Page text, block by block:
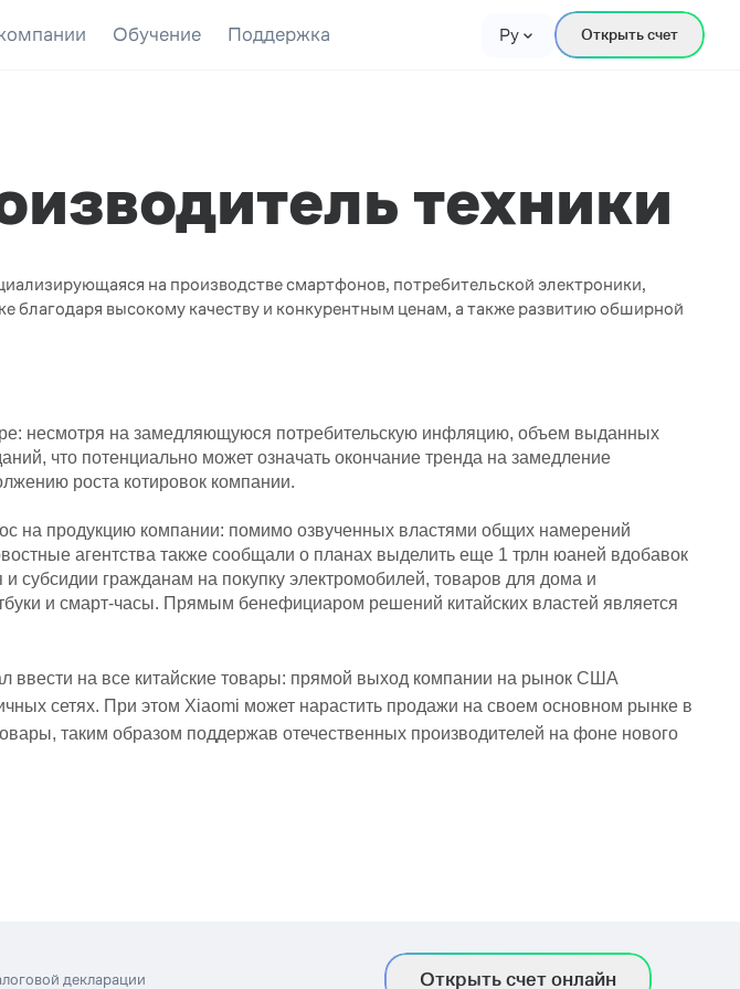
Обучение Поддержка Ру Открыть счет
техники
на производстве смартфонов, потребительской электроники,
высокому качеству и конкурентным ценам, а также развитию обширной
несмотря на замедляющуюся потребительскую инфляцию, объем выданных
что потенциально может означать окончание тренда на замедление
роста котировок компании.
на продукцию компании: помимо озвученных властями общих намерений
агентства также сообщали о планах выделить еще 1 трлн юаней вдобавок
гражданам на покупку электромобилей, товаров для дома и
и смарт-часы. Прямым бенефициаром решений китайских властей является
на все китайские товары: прямой выход компании на рынок США
сетях. При этом Xiaomi может нарастить продажи на своем основном рынке в
таким образом поддержав отечественных производителей на фоне нового
декларации Открыть счет онлайн